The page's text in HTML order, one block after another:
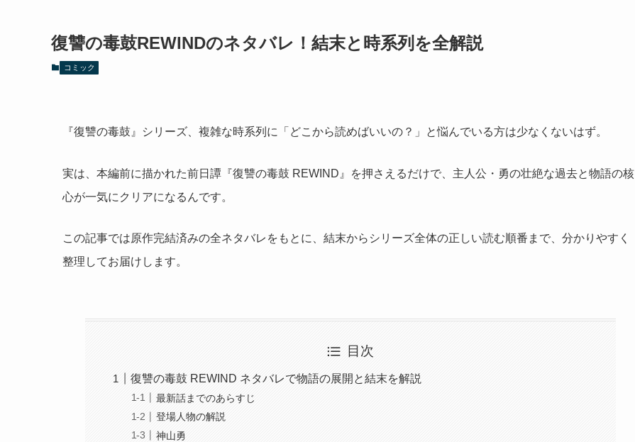
復讐の毒鼓REWINDのネタバレ！結末と時系列を全解説
コミック
『復讐の毒鼓』シリーズ、複雑な時系列に「どこから読めばいいの？」と悩んでいる方は少なくないはず。
実は、本編前に描かれた前日譚『復讐の毒鼓 REWIND』を押さえるだけで、主人公・勇の壮絶な過去と物語の核
心が一気にクリアになるんです。
この記事では原作完結済みの全ネタバレをもとに、結末からシリーズ全体の正しい読む順番まで、分かりやすく
整理してお届けします。
目次
復讐の毒鼓 REWIND ネタバレで物語の展開と結末を解説
最新話までのあらすじ
登場人物の解説
神山勇